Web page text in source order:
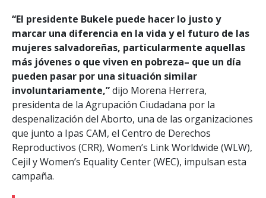
“El presidente Bukele puede hacer lo justo y
marcar una diferencia en la vida y el futuro de las
mujeres salvadoreñas, particularmente aquellas
más jóvenes o que viven en pobreza– que un día
pueden pasar por una situación similar
involuntariamente,”dijo Morena Herrera,
presidenta de la Agrupación Ciudadana por la
despenalización del Aborto, una de las organizaciones
que junto a Ipas CAM, el Centro de Derechos
Reproductivos (CRR), Women’s Link Worldwide (WLW),
Cejil y Women’s Equality Center (WEC), impulsan esta
campaña.